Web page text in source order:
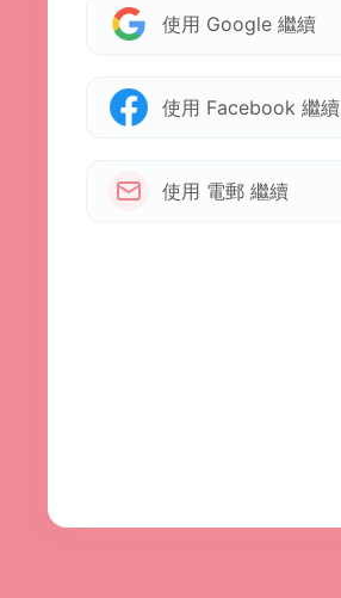
使用 Google 繼續
使用 Facebook 繼續
使用 電郵 繼續